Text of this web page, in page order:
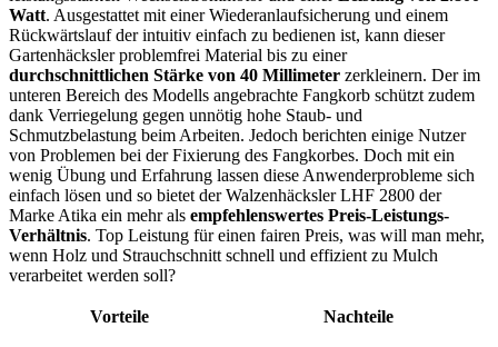
Watt. Ausgestattet mit einer Wiederanlaufsicherung und einem
Rückwärtslauf der intuitiv einfach zu bedienen ist, kann dieser
Gartenhäcksler problemfrei Material bis zu einer
durchschnittlichen Stärke von 40 Millimeter zerkleinern. Der im
unteren Bereich des Modells angebrachte Fangkorb schützt zudem
dank Verriegelung gegen unnötig hohe Staub- und
Schmutzbelastung beim Arbeiten. Jedoch berichten einige Nutzer
von Problemen bei der Fixierung des Fangkorbes. Doch mit ein
wenig Übung und Erfahrung lassen diese Anwenderprobleme sich
einfach lösen und so bietet der Walzenhäcksler LHF 2800 der
Marke Atika ein mehr als empfehlenswertes Preis-Leistungs-
Verhältnis. Top Leistung für einen fairen Preis, was will man mehr,
wenn Holz und Strauchschnitt schnell und effizient zu Mulch
verarbeitet werden soll?
Vorteile Nachteile